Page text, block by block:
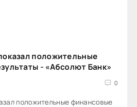
положительные
- «Абсолют Банк»
0
положительные финансовые